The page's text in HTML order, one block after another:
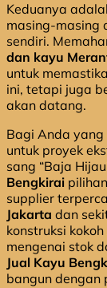
Keduanya
masing-masing
sendiri.
dan kayu
untuk
ini, tetapi juga
akan datang.
Bagi Anda
untuk proyek
sang “Baja
Bengkirai
supplier
Jakarta dan
konstruksi
mengenai stok
Jual Kayu
bangun dengan